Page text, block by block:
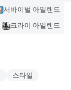
서바이벌 아일랜드
크라이 아일랜드
스타일